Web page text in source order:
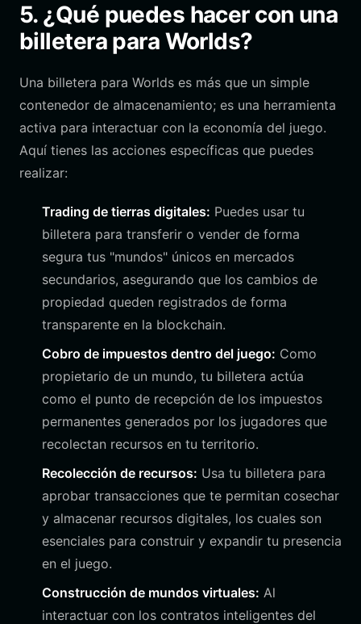
5. ¿Qué puedes hacer con una
billetera para Worlds?
Una billetera para Worlds es más que un simple
contenedor de almacenamiento; es una herramienta
activa para interactuar con la economía del juego.
Aquí tienes las acciones específicas que puedes
realizar:
Trading de tierras digitales: Puedes usar tu
billetera para transferir o vender de forma
segura tus "mundos" únicos en mercados
secundarios, asegurando que los cambios de
propiedad queden registrados de forma
transparente en la blockchain.
Cobro de impuestos dentro del juego: Como
propietario de un mundo, tu billetera actúa
como el punto de recepción de los impuestos
permanentes generados por los jugadores que
recolectan recursos en tu territorio.
Recolección de recursos: Usa tu billetera para
aprobar transacciones que te permitan cosechar
y almacenar recursos digitales, los cuales son
esenciales para construir y expandir tu presencia
en el juego.
Construcción de mundos virtuales: Al
interactuar con los contratos inteligentes del